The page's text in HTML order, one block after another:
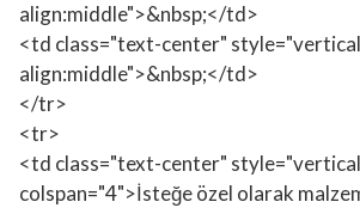
align:middle">&nbsp;</td>
<td class="text-center"
align:middle">&nbsp;</td>
</tr>
<tr>
<td class="text-center"
colspan="4">İsteğe özel olarak